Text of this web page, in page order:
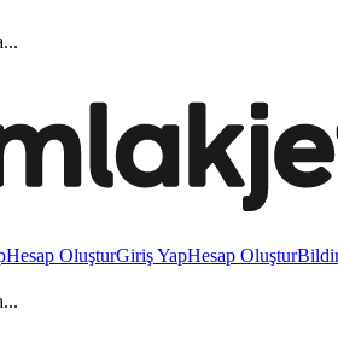
Hesap OluşturGiriş YapHesap Oluştur